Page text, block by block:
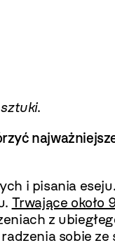
.
i pisania
Trwające około
z
sobie